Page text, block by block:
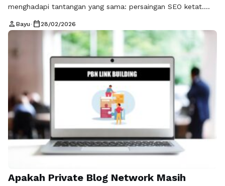
menghadapi tantangan yang sama: persaingan SEO ketat.
mesin pencari. Algoritma yang semakin canggih, jumlah
konten yang terus bertambah, dan ekspektasi pengguna yang
tinggi menjadikan posisi di halaman pertama hasil pencarian
bukan sekadar keuntungan, tapi kebutuhan strategis untuk
Baca Selengkapnya
person Bayu• calendar_today 28/02/2026
Apakah Private Blog Network Masih